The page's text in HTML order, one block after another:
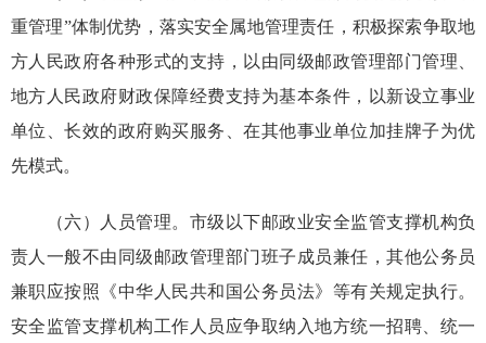
重管理”体制优势，落实安全属地管理责任，积极探索争取地
方人民政府各种形式的支持，以由同级邮政管理部门管理、
地方人民政府财政保障经费支持为基本条件，以新设立事业
单位、长效的政府购买服务、在其他事业单位加挂牌子为优
先模式。
（六）人员管理。市级以下邮政业安全监管支撑机构负
责人一般不由同级邮政管理部门班子成员兼任，其他公务员
兼职应按照《中华人民共和国公务员法》等有关规定执行。
安全监管支撑机构工作人员应争取纳入地方统一招聘、统一